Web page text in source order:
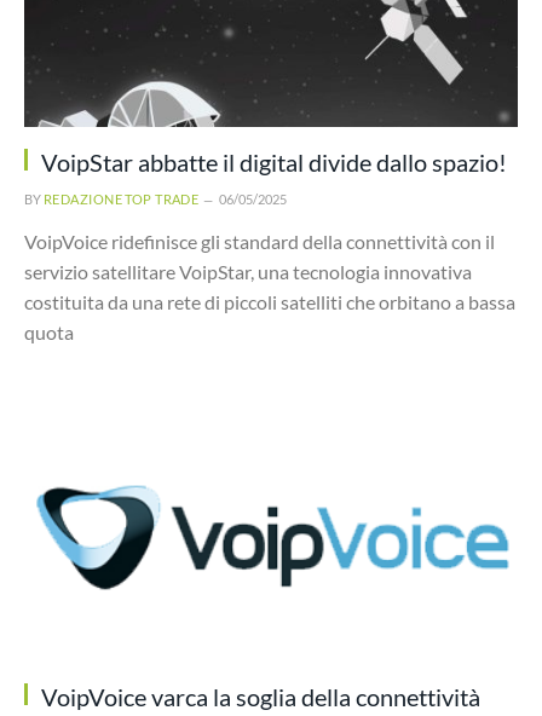
VoipStar abbatte il digital divide dallo spazio!
BY REDAZIONE TOP TRADE 06/05/2025
VoipVoice ridefinisce gli standard della connettività con il
servizio satellitare VoipStar, una tecnologia innovativa
costituita da una rete di piccoli satelliti che orbitano a bassa
quota
VoipVoice varca la soglia della connettività